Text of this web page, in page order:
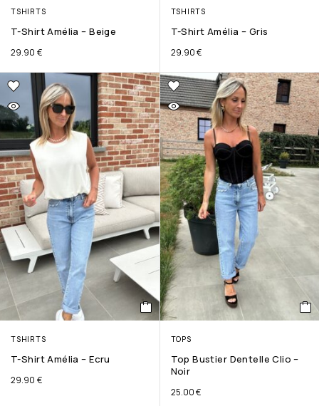
TSHIRTS
T-Shirt Amélia – Beige
29.90 €
TSHIRTS
T-Shirt Amélia – Gris
29.90€
TSHIRTS
T-Shirt Amélia – Ecru
29.90 €
TOPS
Top Bustier Dentelle Clio –
Noir
25.00€